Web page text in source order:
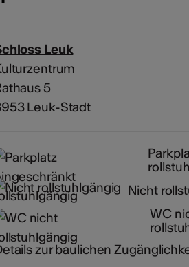
Leuk
5
Leuk-Stadt
Nicht
WC
zur baulichen